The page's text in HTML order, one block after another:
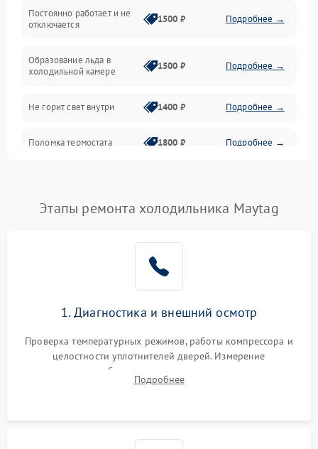
Постоянно работает и не
отключается
1500 ₽ Подробнее →
Образование льда в
холодильной камере
1500 ₽ Подробнее →
Не горит свет внутри 1400 ₽ Подробнее →
Поломка термостата 1800 ₽ Подробнее →
Поломка системы No Frost 2600 ₽ Подробнее →
работе
2000 ₽ Подробнее →
1000 ₽
1800 ₽
Этапы ремонта холодильника Maytag
1. Диагностика и внешний осмотр
Проверка температурных режимов, работы компрессора и
целостности уплотнителей дверей. Измерение
сопротивления обмоток мотора, проверка термостата и
считывание кодов ошибок с электронного дисплея.
Подробнее